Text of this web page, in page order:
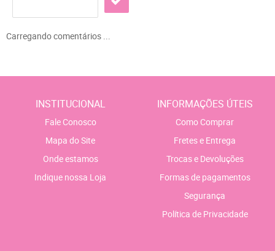
Carregando comentários ...
INSTITUCIONAL
Fale Conosco
Mapa do Site
Onde estamos
Indique nossa Loja
INFORMAÇÕES ÚTEIS
Como Comprar
Fretes e Entrega
Trocas e Devoluções
Formas de pagamentos
Segurança
Política de Privacidade